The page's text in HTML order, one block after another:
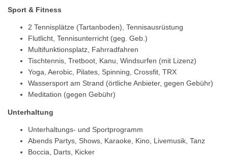
Sport & Fitness
2 Tennisplätze (Tartanboden), Tennisausrüstung
Flutlicht, Tennisunterricht (geg. Geb.)
Multifunktionsplatz, Fahrradfahren
Tischtennis, Tretboot, Kanu, Windsurfen (mit Lizenz)
Yoga, Aerobic, Pilates, Spinning, Crossfit, TRX
Wassersport am Strand (örtliche Anbieter, gegen Gebühr)
Meditation (gegen Gebühr)
Unterhaltung
Unterhaltungs- und Sportprogramm
Abends Partys, Shows, Karaoke, Kino, Livemusik, Tanz
Boccia, Darts, Kicker